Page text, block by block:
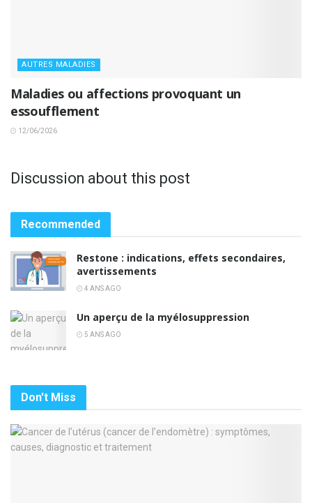
AUTRES MALADIES
Maladies ou affections provoquant un
essoufflement
12/06/2026
Discussion about this post
Recommended
Restone : indications, effets secondaires,
avertissements
4 ANS AGO
Un aperçu de la myélosuppression
5 ANS AGO
Don't Miss